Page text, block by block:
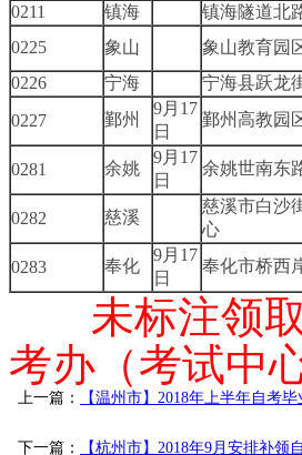
0211
镇海
镇海隧道北
0225
象山
象山教育园
0226
宁海
宁海县跃龙
0227
鄞州
9月17
日
鄞州高教园
0281 余姚
9月17
日
余姚世南东
0282 慈溪
慈溪市白沙
心
0283
奉化
9月17
日
奉化市桥西
未标注领
考办（考试中心
上一篇： 【温州市】2018年上半年自考
下一篇： 【杭州市】2018年9月安排补领